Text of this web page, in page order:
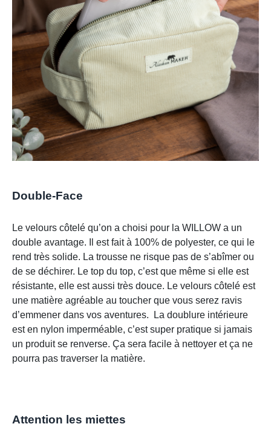
Double-Face
Le velours côtelé qu’on a choisi pour la WILLOW a un
double avantage. Il est fait à 100% de polyester, ce qui le
rend très solide. La trousse ne risque pas de s’abîmer ou
de se déchirer. Le top du top, c’est que même si elle est
résistante, elle est aussi très douce. Le velours côtelé est
une matière agréable au toucher que vous serez ravis
d’emmener dans vos aventures. La doublure intérieure
est en nylon imperméable, c’est super pratique si jamais
un produit se renverse. Ça sera facile à nettoyer et ça ne
pourra pas traverser la matière.
Attention les miettes